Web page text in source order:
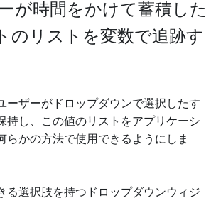
が時間をかけて蓄積した
のリストを変数で追跡す
ーザーがドロップダウンで選択したす
持し、この値のリストをアプリケーシ
らかの方法で使用できるようにしま
る選択肢を持つドロップダウンウィジ